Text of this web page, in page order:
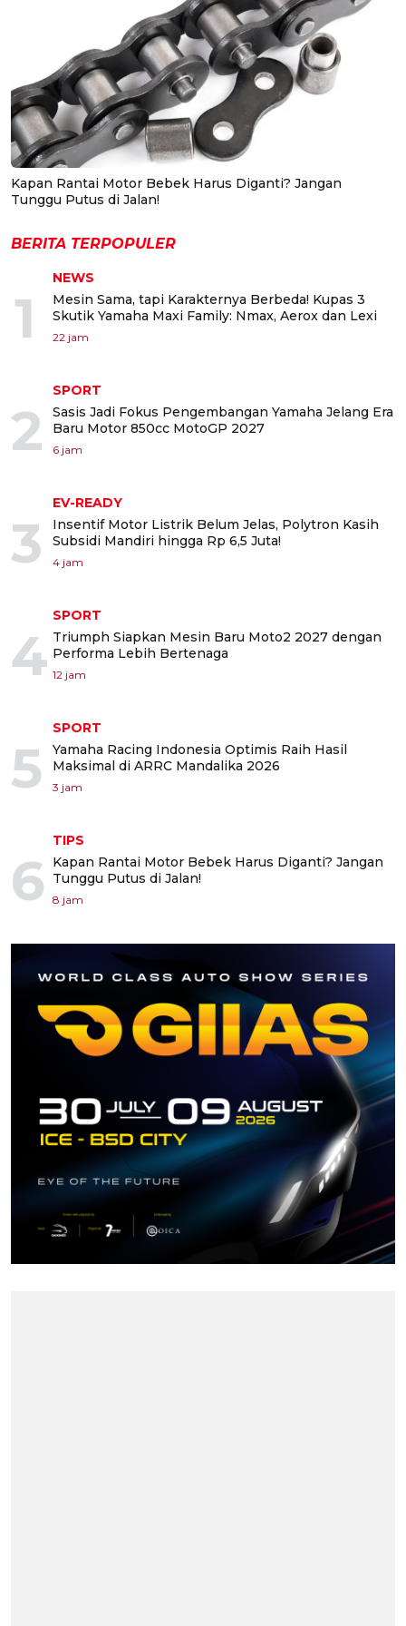
Kapan Rantai Motor Bebek Harus Diganti? Jangan
Tunggu Putus di Jalan!
BERITA TERPOPULER
1
NEWS
Mesin Sama, tapi Karakternya Berbeda! Kupas 3
Skutik Yamaha Maxi Family: Nmax, Aerox dan Lexi
22 jam
2
SPORT
Sasis Jadi Fokus Pengembangan Yamaha Jelang Era
Baru Motor 850cc MotoGP 2027
6 jam
3
EV-READY
Insentif Motor Listrik Belum Jelas, Polytron Kasih
Subsidi Mandiri hingga Rp 6,5 Juta!
4 jam
4
SPORT
Triumph Siapkan Mesin Baru Moto2 2027 dengan
Performa Lebih Bertenaga
12 jam
5
SPORT
Yamaha Racing Indonesia Optimis Raih Hasil
Maksimal di ARRC Mandalika 2026
3 jam
6
TIPS
Kapan Rantai Motor Bebek Harus Diganti? Jangan
Tunggu Putus di Jalan!
8 jam